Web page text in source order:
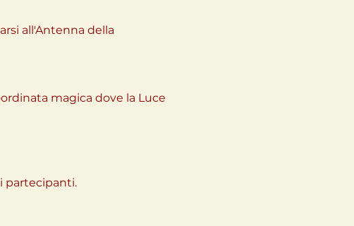
all'Antenna della
magica dove la Luce
partecipanti.